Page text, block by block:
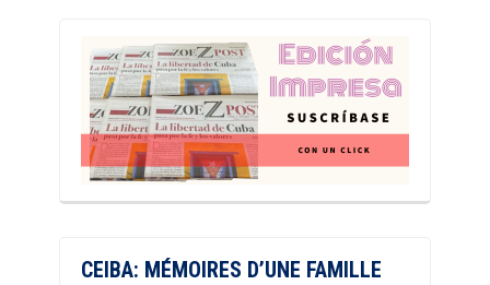
CEIBA: MÉMOIRES D’UNE FAMILLE